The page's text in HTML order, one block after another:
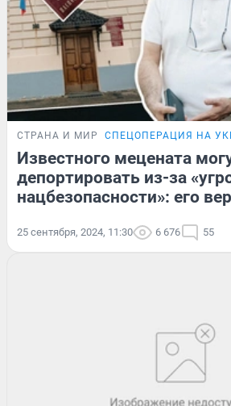
СТРАНА И МИР СПЕЦОПЕРАЦИЯ НА
Известного мецената
депортировать из-за
нацбезопасности»: его
25 сентября, 2024, 11:30 6 676 55